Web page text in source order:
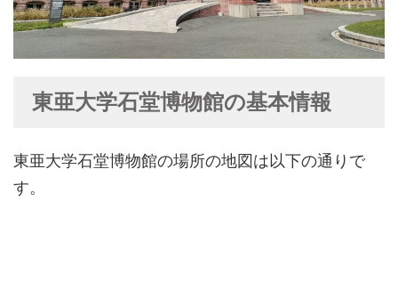
東亜大学石堂博物館の基本情報
東亜大学石堂博物館の場所の地図は以下の通りで
す。